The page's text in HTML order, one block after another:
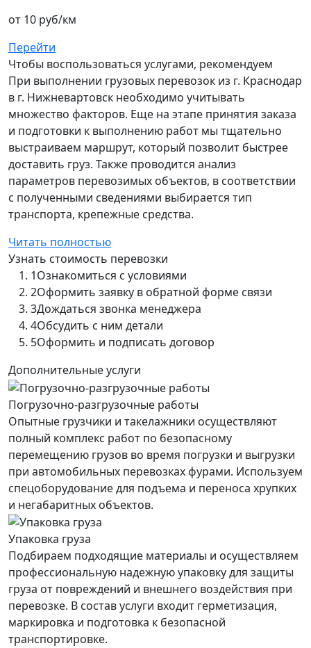
от 10 руб/км
Перейти
Чтобы воспользоваться услугами, рекомендуем
При выполнении грузовых перевозок из г. Краснодар
в г. Нижневартовск необходимо учитывать
множество факторов. Еще на этапе принятия заказа
и подготовки к выполнению работ мы тщательно
выстраиваем маршрут, который позволит быстрее
доставить груз. Также проводится анализ
параметров перевозимых объектов, в соответствии
с полученными сведениями выбирается тип
транспорта, крепежные средства.
Читать полностью
Узнать стоимость перевозки
1Ознакомиться с условиями
2Оформить заявку в обратной форме связи
3Дождаться звонка менеджера
4Обсудить с ним детали
5Оформить и подписать договор
Дополнительные услуги
Погрузочно-разгрузочные работы
Опытные грузчики и такелажники осуществляют
полный комплекс работ по безопасному
перемещению грузов во время погрузки и выгрузки
при автомобильных перевозках фурами. Используем
спецоборудование для подъема и переноса хрупких
и негабаритных объектов.
Упаковка груза
Подбираем подходящие материалы и осуществляем
профессиональную надежную упаковку для защиты
груза от повреждений и внешнего воздействия при
перевозке. В состав услуги входит герметизация,
маркировка и подготовка к безопасной
транспортировке.